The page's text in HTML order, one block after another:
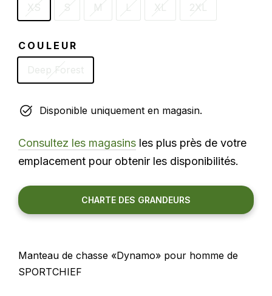
XS
S M L XL 2XL
COULEUR
Deep Forest
Disponible uniquement en magasin.
Consultez les magasins les plus près de votre
emplacement pour obtenir les disponibilités.
CHARTE DES GRANDEURS
Manteau de chasse «Dynamo» pour homme de
SPORTCHIEF